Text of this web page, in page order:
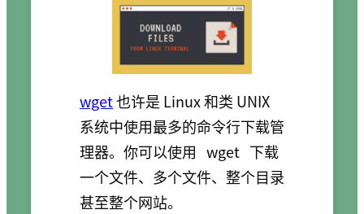
wget也许是 Linux 和类 UNIX
系统中使用最多的命令行下载管
理器。你可以使用 wget 下载
一个文件、多个文件、整个目录
甚至整个网站。